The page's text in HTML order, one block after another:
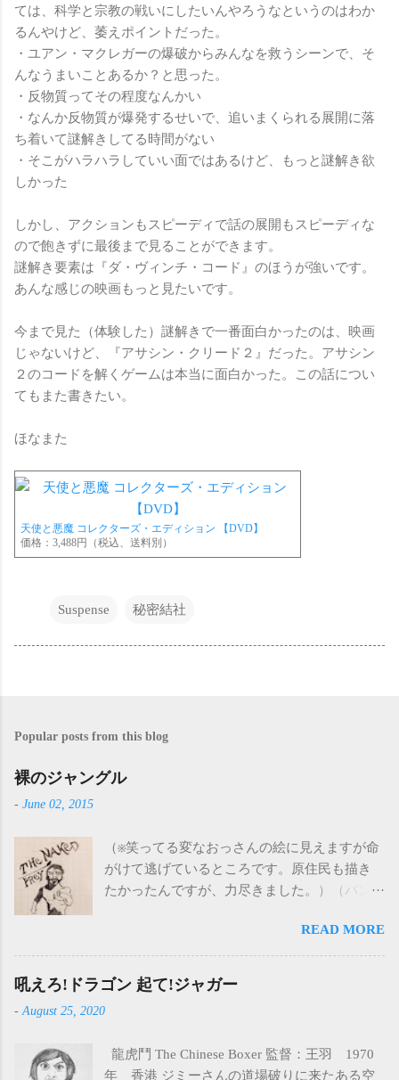
ては、科学と宗教の戦いにしたいんやろうなというのはわか
るんやけど、萎えポイントだった。
・ユアン・マクレガーの爆破からみんなを救うシーンで、そ
んなうまいことあるか？と思った。
・反物質ってその程度なんかい
・なんか反物質が爆発するせいで、追いまくられる展開に落
ち着いて謎解きしてる時間がない
・そこがハラハラしていい面ではあるけど、もっと謎解き欲
しかった
しかし、アクションもスピーディで話の展開もスピーディな
ので飽きずに最後まで見ることができます。
謎解き要素は『ダ・ヴィンチ・コード』のほうが強いです。
あんな感じの映画もっと見たいです。
今まで見た（体験した）謎解きで一番面白かったのは、映画
じゃないけど、『アサシン・クリード２』だった。アサシン
２のコードを解くゲームは本当に面白かった。この話につい
てもまた書きたい。
ほなまた
天使と悪魔 コレクターズ・エディション 【DVD】
価格：3,488円（税込、送料別）
Suspense 秘密結社
Popular posts from this blog
裸のジャングル
- June 02, 2015
（※笑ってる変なおっさんの絵に見えますが命
がけて逃げているところです。原住民も描き
たかったんですが、力尽きました。）（パン
NAKED PREY） 監督：製作：主演：コーネ
ル・ワイルド 1966年 アメリカ 19世紀のア
フリカ。白人のハンターたちは自分たちの利
益のためだけにハンティングをしている。象
とを聞かない。原住民の怒りを買った白人ハ
READ MORE
吼えろ!ドラゴン 起て!ジャガー
-August 25, 2020
龍虎鬥 The Chinese Boxer 監督：王羽 1970
年 香港 ジミーさんの道場破りに来たある空